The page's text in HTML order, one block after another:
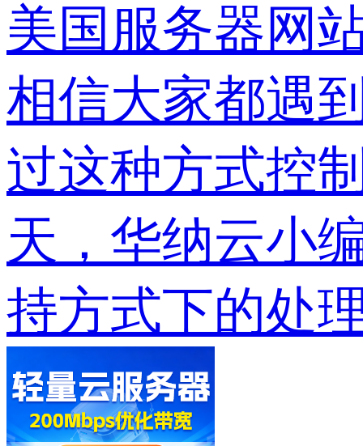
美国服务器网
相信大家都遇
过这种方式控
天，华纳云小
持方式下的处